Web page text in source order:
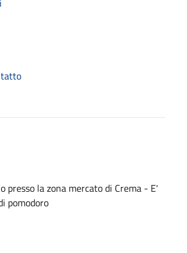
presso la zona mercato di Crema - E'
pomodoro